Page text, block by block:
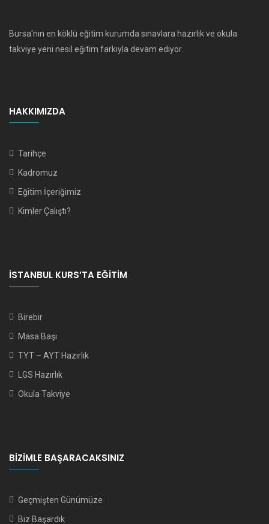
Bursa'nın en köklü eğitim kurumda sınavlara hazırlık ve okula
takviye yeni nesil eğitim farkıyla devam ediyor.
HAKKIMIZDA
Tarihçe
Kadromuz
Eğitim İçeriğimiz
Kimler Çalıştı?
İSTANBUL KURS’TA EĞITIM
Birebir
Masa Başı
TYT – AYT Hazırlık
LGS Hazırlık
Okula Takviye
BIZIMLE BAŞARACAKSINIZ
Geçmişten Günümüze
Biz Başardık